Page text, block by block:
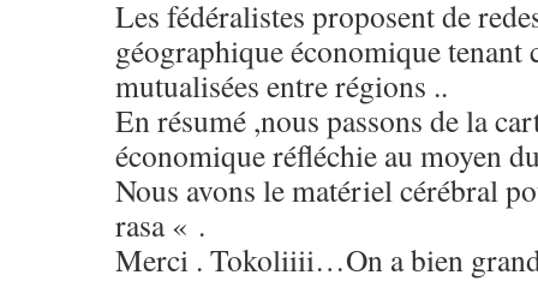
Les fédéralistes proposent de
géographique économique tenant
mutualisées entre régions ..
En résumé ,nous passons de la
économique réfléchie au moyen
Nous avons le matériel cérébral
rasa « .
Merci . Tokoliiii…On a bien